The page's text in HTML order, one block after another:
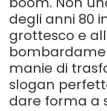
degli anni 80
grottesco e
manie di
slogan
dare forma a